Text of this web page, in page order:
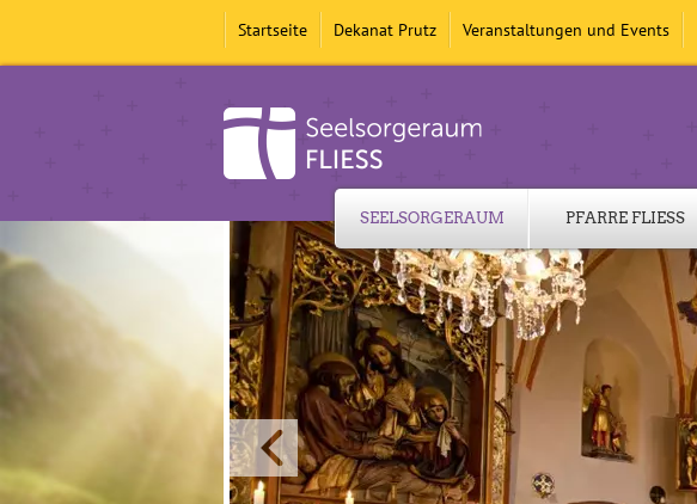
Startseite Dekanat Prutz Veranstaltungen und Events
SEELSORGERAUM PFARRE FLIESS